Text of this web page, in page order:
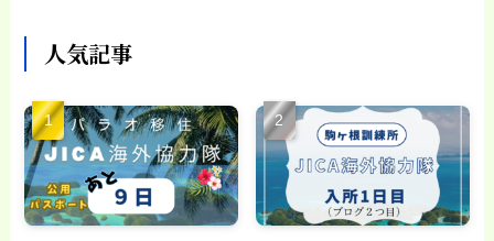
人気記事